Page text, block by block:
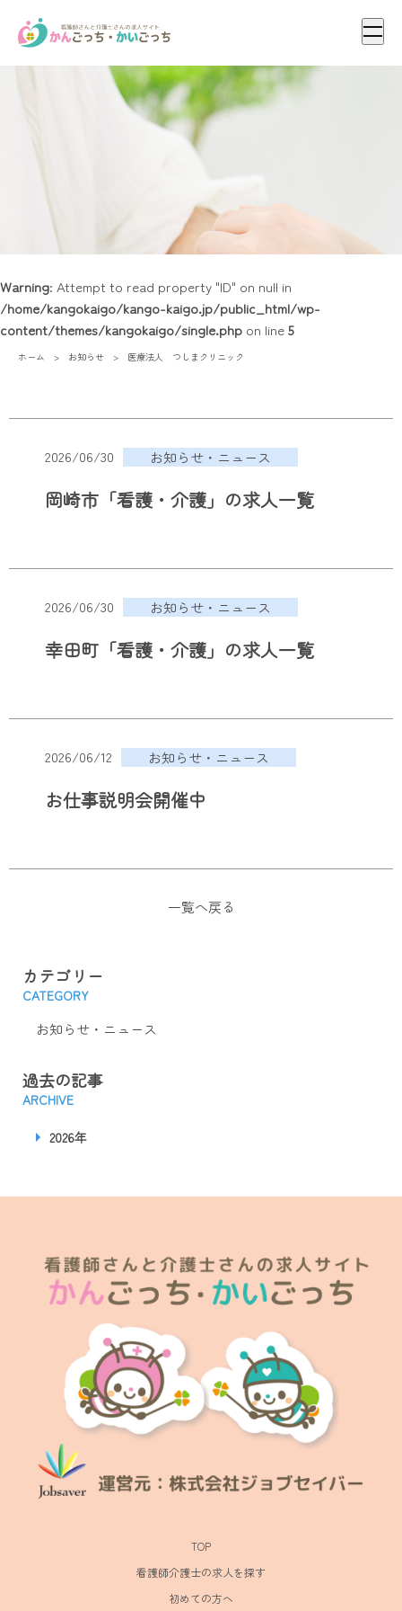
メニ
Warning: Attempt to read property "ID" on null in
/home/kangokaigo/kango-kaigo.jp/public_html/wp-
content/themes/kangokaigo/single.php on line5
ホーム お知らせ 医療法人 つしまクリニック
2026/06/30 お知らせ・ニュース
岡崎市「看護・介護」の求人一覧
2026/06/30 お知らせ・ニュース
幸田町「看護・介護」の求人一覧
2026/06/12 お知らせ・ニュース
お仕事説明会開催中
一覧へ戻る
カテゴリー
CATEGORY
お知らせ・ニュース
過去の記事
ARCHIVE
2026年
TOP
看護師介護士の求人を探す
初めての方へ